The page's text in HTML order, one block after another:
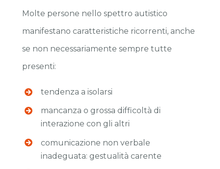
Molte persone nello spettro autistico
manifestano caratteristiche ricorrenti, anche
se non necessariamente sempre tutte
presenti:
tendenza a isolarsi
mancanza o grossa difficoltà di
interazione con gli altri
comunicazione non verbale
inadeguata: gestualità carente